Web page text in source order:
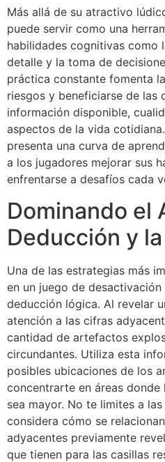
Más allá de su atractivo
puede servir como una
habilidades cognitivas como
detalle y la toma de
práctica constante fomenta
riesgos y beneficiarse de las
información disponible,
aspectos de la vida
presenta una curva de
a los jugadores mejorar sus
enfrentarse a desafíos cada
Dominando el
Deducción y
Una de las estrategias más
en un juego de
deducción lógica. Al revelar
atención a las cifras
cantidad de artefactos
circundantes. Utiliza esta
posibles ubicaciones de los
concentrarte en áreas
sea mayor. No te limites a
considera cómo se
adyacentes previamente
que tienen para las casillas